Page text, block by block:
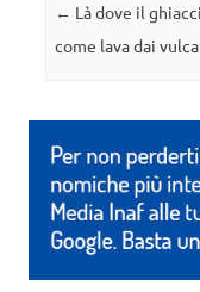
Navigazione
← Là dove il
come lava dai